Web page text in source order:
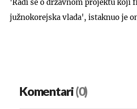
'Radi se o državnom projektu koji
južnokorejska vlada', istaknuo je
Komentari(0)